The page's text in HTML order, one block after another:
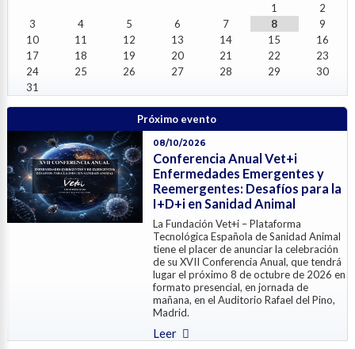
1
2
3
4 5 6 7 8
9
10
11 12 13 14 15
16
17
18 19 20 21 22
23
24
25 26 27 28 29
30
31
Próximo evento
08/10/2026
Conferencia Anual Vet+i
Enfermedades Emergentes y
Reemergentes: Desafíos para la
I+D+i en Sanidad Animal
La Fundación Vet+i – Plataforma
Tecnológica Española de Sanidad Animal
tiene el placer de anunciar la celebración
de su XVII Conferencia Anual, que tendr
lugar el próximo 8 de octubre de 2026 en
formato presencial, en jornada de
mañana, en el Auditorio Rafael del Pino,
Madrid.
Leer